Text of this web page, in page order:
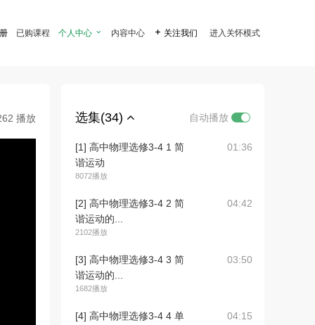
已购课程 个人中心  内容中心  关注我们 进入关怀模式
播放 选集(34) 自动播放
[1] 高中物理选修3-4 1 简
谐运动
8072播放
01:36
[2] 高中物理选修3-4 2 简
谐运动的...
2102播放
04:42
[3] 高中物理选修3-4 3 简
谐运动的...
1682播放
03:50
[4] 高中物理选修3-4 4 单
04:15